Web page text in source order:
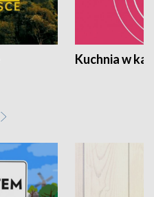
Kuchnia w